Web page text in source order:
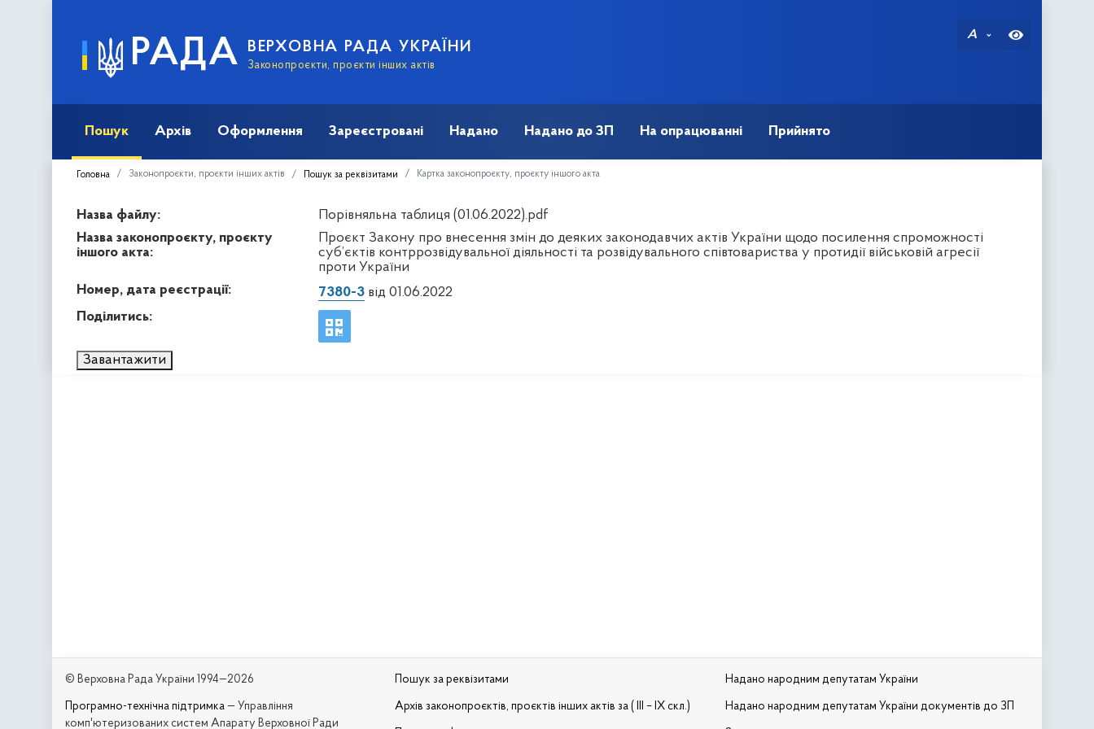
РАДА ВЕРХОВНА РАДА УКРАЇНИ
Законопроєкти, проєкти інших актів
A
Пошук Архів Оформлення Зареєстровані Надано Надано до ЗП На опрацюванні Прийнято
Головна Законопроєкти, проєкти інших актів Пошук за реквізитами Картка законопроєкту, проєкту іншого акта
Назва файлу:
Порівняльна таблиця (01.06.2022).pdf
Назва законопроєкту, проєкту
іншого акта:
Проєкт Закону про внесення змін до деяких законодавчих актів України щодо посилення спроможності
суб’єктів контррозвідувальної діяльності та розвідувального співтовариства у протидії військовій агресії
проти України
Номер, дата реєстрації:
7380-3від 01.06.2022
Поділитись:
Завантажити
© Верховна Рада України 1994—2026
Програмно-технічна підтримка — Управління
комп'ютеризованих систем Апарату Верховної Ради
Пошук за реквізитами
Архів законопроєктів, проєктів інших актів за ( III – IX скл.)
Надано народним депутатам України
Надано народним депутатам України документів до ЗП